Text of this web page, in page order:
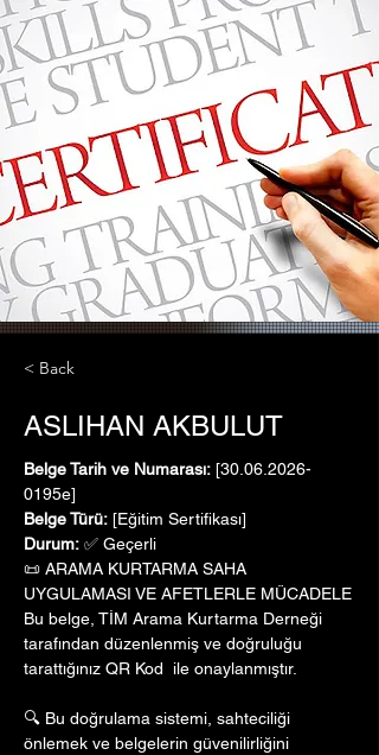
< Back
ASLIHAN AKBULUT
Belge Tarih ve Numarası: [30.06.2026-
0195e]
Belge Türü: [Eğitim Sertifikası]
Durum: ✅ Geçerli
📜 ARAMA KURTARMA SAHA
UYGULAMASI VE AFETLERLE MÜCADELE
Bu belge, TİM Arama Kurtarma Derneği
tarafından düzenlenmiş ve doğruluğu
tarattığınız QR Kod  ile onaylanmıştır.
🔍 Bu doğrulama sistemi, sahteciliği
önlemek ve belgelerin güvenilirliğini